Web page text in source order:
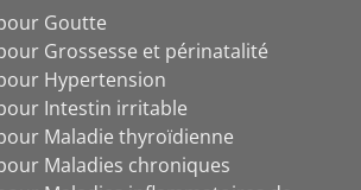
Goutte
Grossesse et périnatalité
Hypertension
Intestin irritable
Maladie thyroïdienne
Maladies chroniques